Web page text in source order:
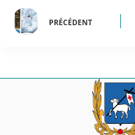
PRÉCÉDENT